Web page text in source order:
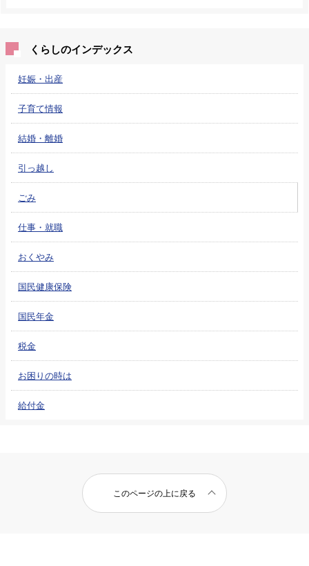
くらしのインデックス
妊娠・出産
子育て情報
結婚・離婚
引っ越し
ごみ
仕事・就職
おくやみ
国民健康保険
国民年金
税金
お困りの時は
給付金
このページの上に戻る